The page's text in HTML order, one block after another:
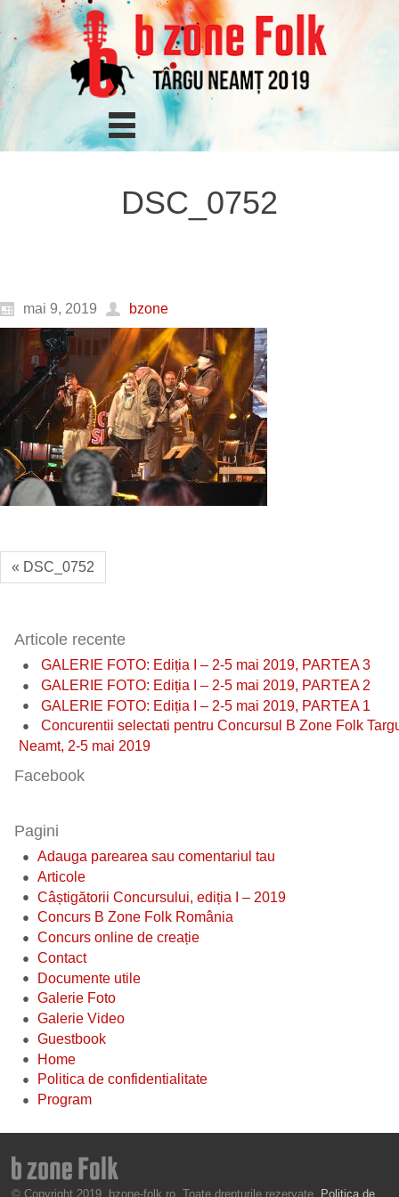
DSC_0752
mai 9, 2019 bzone
« DSC_0752
Articole recente
GALERIE FOTO: Ediția I – 2-5 mai 2019, PARTEA 3
GALERIE FOTO: Ediția I – 2-5 mai 2019, PARTEA 2
GALERIE FOTO: Ediția I – 2-5 mai 2019, PARTEA 1
Concurentii selectati pentru Concursul B Zone Folk
Neamt, 2-5 mai 2019
Facebook
Pagini
Adauga parearea sau comentariul tau
Articole
Câștigătorii Concursului, ediția I – 2019
Concurs B Zone Folk România
Concurs online de creație
Contact
Documente utile
Galerie Foto
Galerie Video
Guestbook
Home
Politica de confidentialitate
Program
© Copyright 2019, bzone-folk.ro. Toate drepturile rezervate. Politica de